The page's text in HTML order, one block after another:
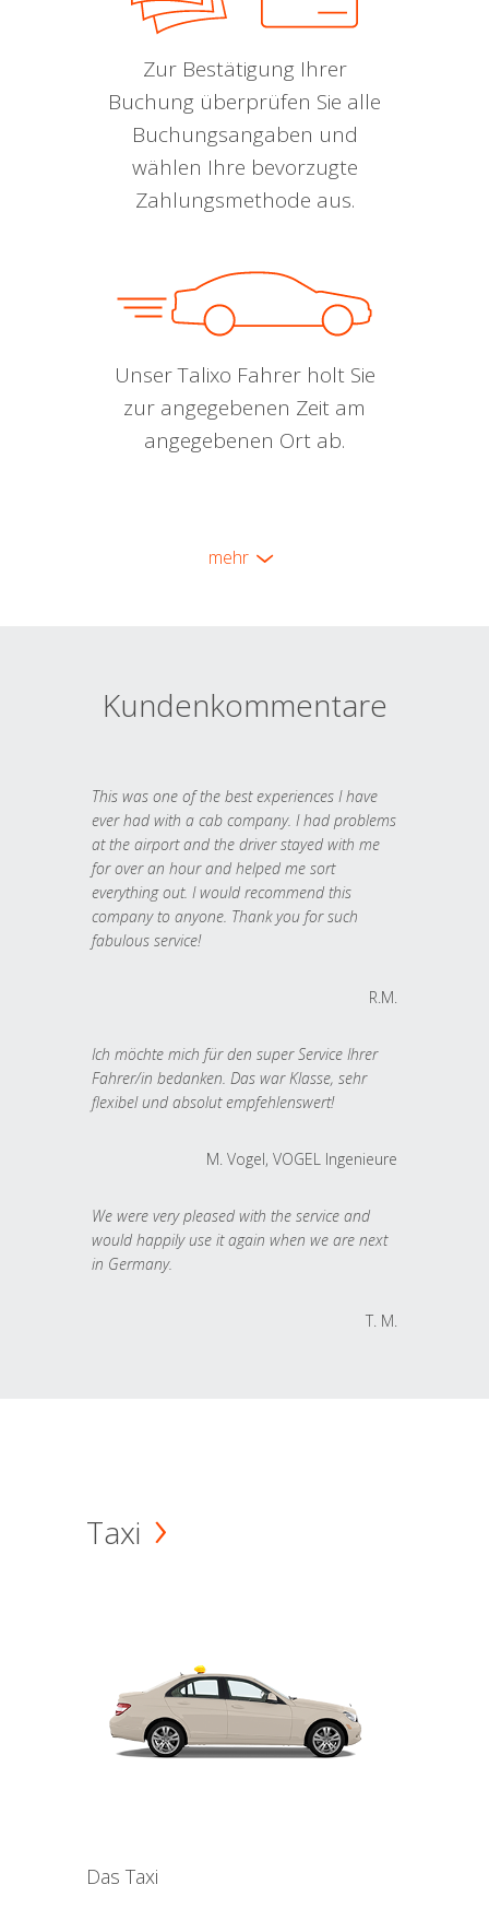
Zur Bestätigung Ihrer
Buchung überprüfen Sie alle
Buchungsangaben und
wählen Ihre bevorzugte
Zahlungsmethode aus.
Unser Talixo Fahrer holt Sie
zur angegebenen Zeit am
angegebenen Ort ab.
mehr
Kundenkommentare
This was one of the best experiences I have
ever had with a cab company. I had problems
at the airport and the driver stayed with me
for over an hour and helped me sort
everything out. I would recommend this
company to anyone. Thank you for such
fabulous service!
R.M.
Ich möchte mich für den super Service Ihrer
Fahrer/in bedanken. Das war Klasse, sehr
flexibel und absolut empfehlenswert!
M. Vogel, VOGEL Ingenieure
We were very pleased with the service and
would happily use it again when we are next
in Germany.
T. M.
Taxi
Das Taxi